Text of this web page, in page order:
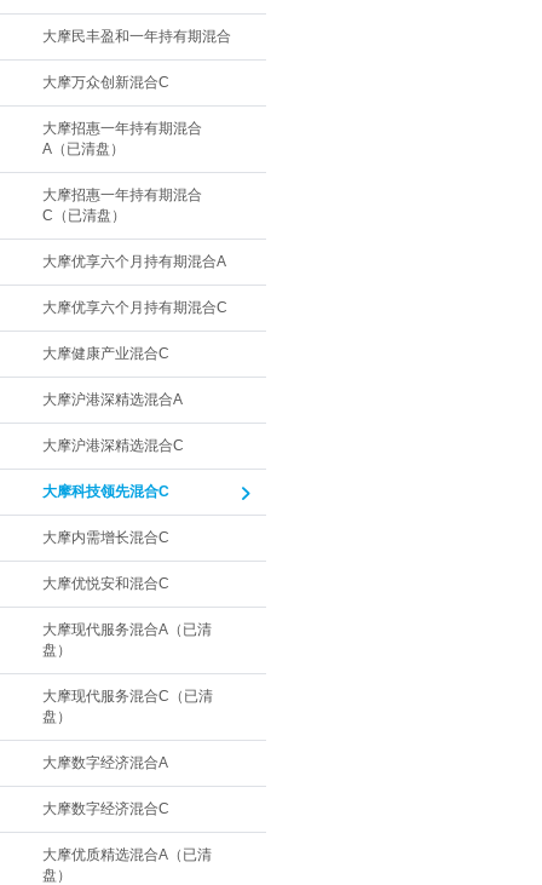
大摩民丰盈和一年持有期混合
大摩万众创新混合C
大摩招惠一年持有期混合
A（已清盘）
大摩招惠一年持有期混合
C（已清盘）
大摩优享六个月持有期混合A
大摩优享六个月持有期混合C
大摩健康产业混合C
大摩沪港深精选混合A
大摩沪港深精选混合C
大摩科技领先混合C
大摩内需增长混合C
大摩优悦安和混合C
大摩现代服务混合A（已清
盘）
大摩现代服务混合C（已清
盘）
大摩数字经济混合A
大摩数字经济混合C
大摩优质精选混合A（已清
盘）